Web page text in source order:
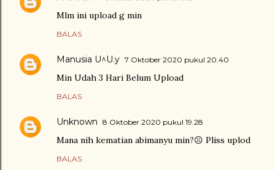
Mlm ini upload g min
BALAS
Manusia U^U.y 7 Oktober 2020 pukul 20.40
Min Udah 3 Hari Belum Upload
BALAS
Unknown 8 Oktober 2020 pukul 19.28
Mana nih kematian abimanyu min?☹️ Pliss uplod
BALAS